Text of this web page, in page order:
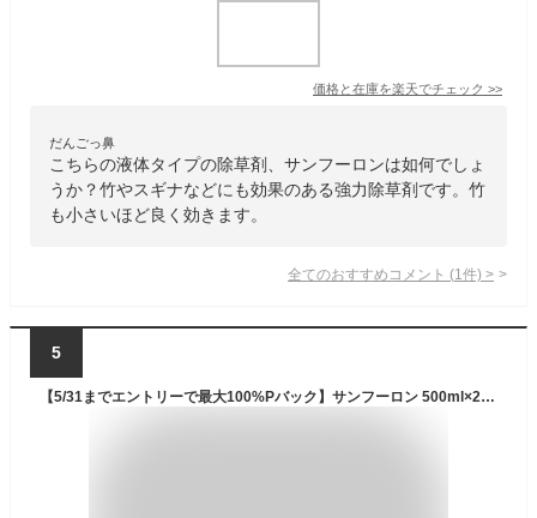
価格と在庫を楽天でチェック >>
だんごっ鼻
こちらの液体タイプの除草剤、サンフーロンは如何でしょ
うか？竹やスギナなどにも効果のある強力除草剤です。竹
も小さいほど良く効きます。
全てのおすすめコメント (1 件) >
5
【5/31までエントリーで最大100%Pバック】サンフーロン 500ml×20本 根まで枯らす グリホサート 系 除草剤 原液 希釈タイプ 水薄めてまくだけ 頑固な スギナ どくだみ Vデ 代引不可 産直